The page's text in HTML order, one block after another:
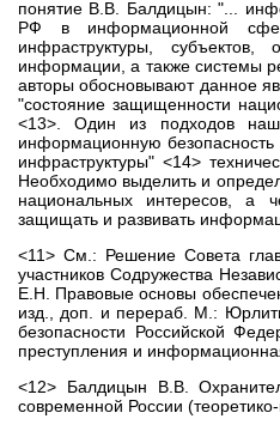
понятие В.В. Балдицын: "...
РФ в информационной
инфраструктуры,
информации, а также системы
авторы обосновывают данное
"состояние защищенности
<13>. Один из подходов
информационную
инфраструктуры" <14>
Необходимо выделить и
национальных интересов, а
защищать и развивать
<11> См.: Решение Совета
участников Содружества
Е.Н. Правовые основы
изд., доп. и перераб. М.:
безопасности Российской
преступления и
<12> Балдицын В.В.
современной России